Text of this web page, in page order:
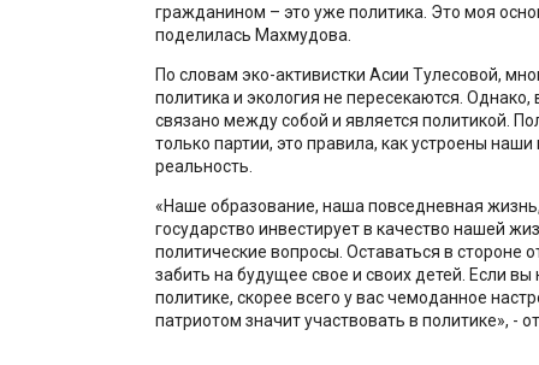
гражданином – это уже политика. Это моя
поделилась Махмудова.
По словам эко-активистки Асии Тулесовой,
политика и экология не пересекаются. Однако,
связано между собой и является политикой.
только партии, это правила, как устроены
реальность.
«Наше образование, наша повседневная
государство инвестирует в качество нашей
политические вопросы. Оставаться в стороне
забить на будущее свое и своих детей. Если вы
политике, скорее всего у вас чемоданное
патриотом значит участвовать в политике», -